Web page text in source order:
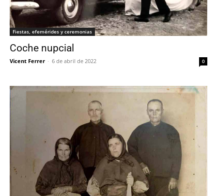
Fiestas, efemérides y ceremonias
Coche nupcial
Vicent Ferrer - 6 de abril de 2022 0